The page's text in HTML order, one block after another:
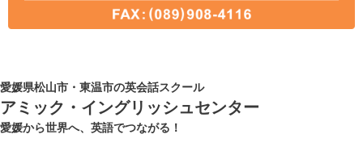
愛媛県松山市・東温市の英会話スクール
アミック・イングリッシュセンター
愛媛から世界へ、英語でつながる！